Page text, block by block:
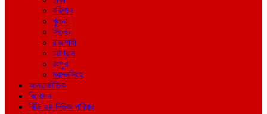
বরিশাল
খুলনা
সিলেট
রাজশাহী
চট্টগ্রাম
রংপুর
ময়মনসিংহ
আন্তর্জাতিক
বিনোদন
বিডি ২৪ নিউজ পরিবার